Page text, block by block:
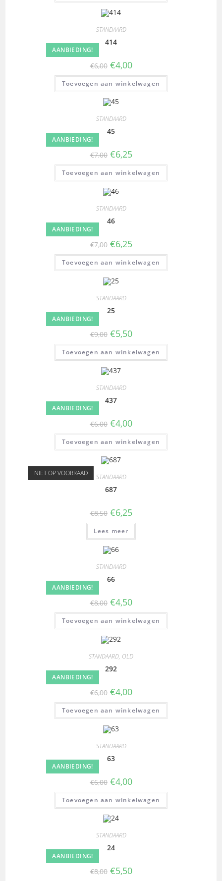
AANBIEDING!
STANDAARD
414
€6,00 €4,00
Toevoegen aan winkelwagen
AANBIEDING!
STANDAARD
45
€7,00 €6,25
Toevoegen aan winkelwagen
AANBIEDING!
STANDAARD
46
€7,00 €6,25
Toevoegen aan winkelwagen
AANBIEDING!
STANDAARD
25
€9,00 €5,50
Toevoegen aan winkelwagen
AANBIEDING!
STANDAARD
437
€6,00 €4,00
Toevoegen aan winkelwagen
NIET OP VOORRAAD STANDAARD
687
€8,50 €6,25
Lees meer
AANBIEDING!
STANDAARD
66
€8,00 €4,50
Toevoegen aan winkelwagen
AANBIEDING!
STANDAARD, OLD
292
€6,00 €4,00
Toevoegen aan winkelwagen
AANBIEDING!
STANDAARD
63
€6,00 €4,00
Toevoegen aan winkelwagen
AANBIEDING!
STANDAARD
24
€8,00 €5,50